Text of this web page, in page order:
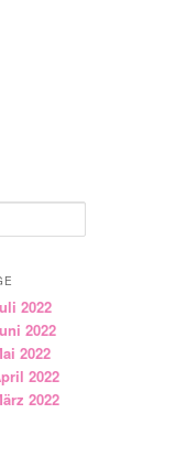
2022
2022
2022
2022
2022